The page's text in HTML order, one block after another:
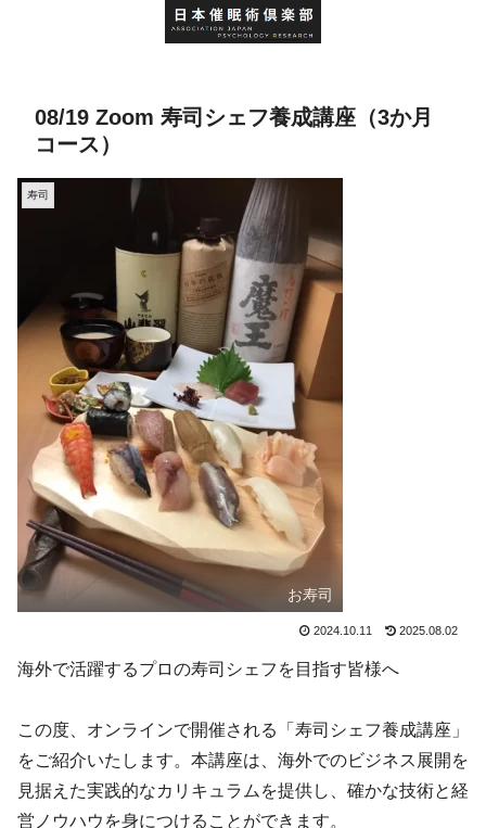
08/19 Zoom 寿司シェフ養成講座（3か月
コース）
寿司
お寿司
2024.10.11 2025.08.02
海外で活躍するプロの寿司シェフを目指す皆様へ
この度、オンラインで開催される「寿司シェフ養成講座」
をご紹介いたします。本講座は、海外でのビジネス展開を
見据えた実践的なカリキュラムを提供し、確かな技術と経
営ノウハウを身につけることができます。